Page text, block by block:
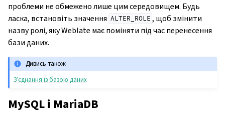
проблеми не обмежено лише цим середовищем. Будь
ласка, встановіть значення ALTER_ROLE , щоб змінити
назву ролі, яку Weblate має поміняти під час перенесення
бази даних.
Дивись також
З’єднання із базою даних
MySQL і MariaDB